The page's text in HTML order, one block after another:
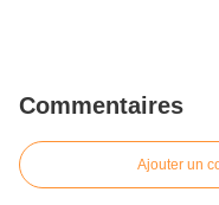
Commentaires
Ajouter un